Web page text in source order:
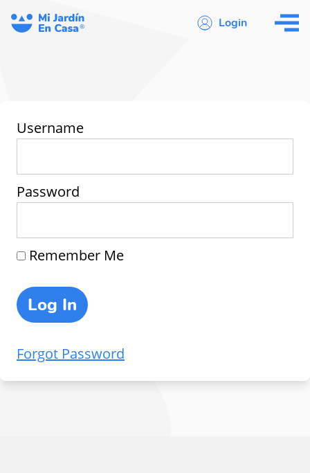
Login
Username
Password
Remember Me
Forgot Password